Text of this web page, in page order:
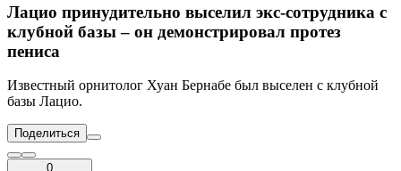
Лацио принудительно выселил экс-сотрудника с
клубной базы – он демонстрировал протез
пениса
Известный орнитолог Хуан Бернабе был выселен с клубной
базы Лацио.
Поделиться
0